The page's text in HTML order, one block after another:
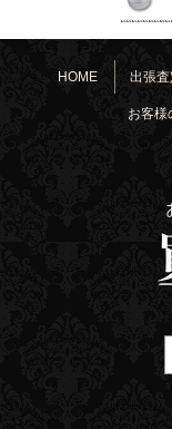
HOME 出張
お客様